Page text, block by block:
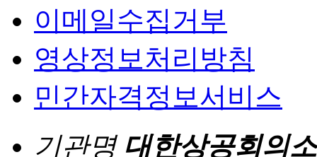
이메일수집거부
영상정보처리방침
민간자격정보서비스
기관명 대한상공회의소